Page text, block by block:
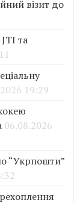
візит до
та
19:29
06.08.2026
“Укрпошти”